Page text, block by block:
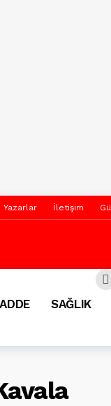
Yazarlar İletişim
SAĞLIK